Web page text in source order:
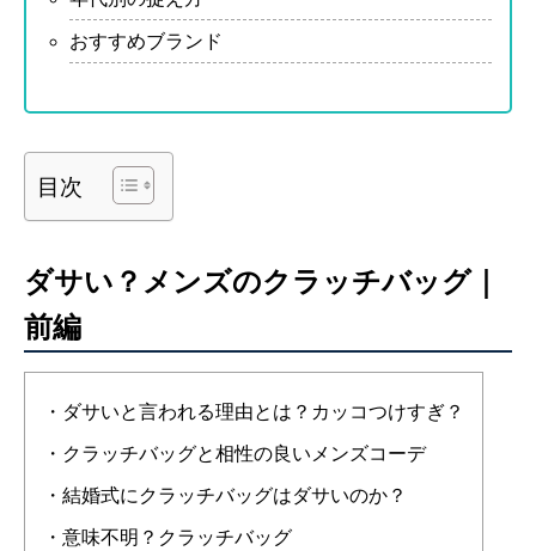
おすすめブランド
目次
ダサい？メンズのクラッチバッグ｜
前編
・ダサいと言われる理由とは？カッコつけすぎ？
・クラッチバッグと相性の良いメンズコーデ
・結婚式にクラッチバッグはダサいのか？
・意味不明？クラッチバッグ